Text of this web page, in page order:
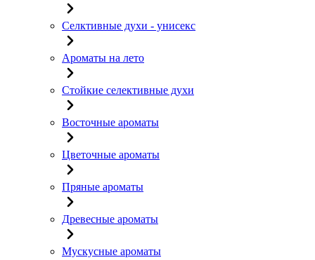
Селктивные духи - унисекс
Ароматы на лето
Стойкие селективные духи
Восточные ароматы
Цветочные ароматы
Пряные ароматы
Древесные ароматы
Мускусные ароматы